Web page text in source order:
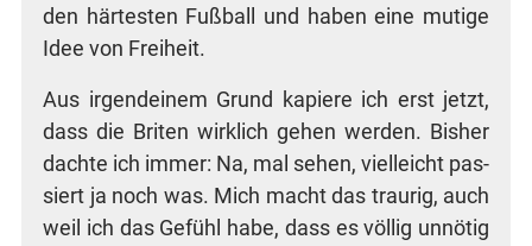
den här­tes­ten Fuß­ball und haben eine muti­ge
Idee von Freiheit.
Aus irgend­ei­nem Grund kapie­re ich erst jetzt,
dass die Bri­ten wirk­lich gehen wer­den. Bis­her
dach­te ich immer: Na, mal sehen, viel­leicht pas­
siert ja noch was. Mich macht das trau­rig, auch
weil ich das Gefühl habe, dass es völ­lig unnö­tig